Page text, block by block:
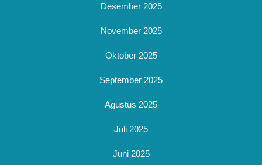
Desember 2025
November 2025
Oktober 2025
September 2025
Agustus 2025
Juli 2025
Juni 2025